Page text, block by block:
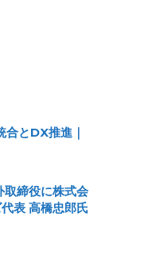
とDX推進｜
取締役に株式会
表 高橋忠郎氏